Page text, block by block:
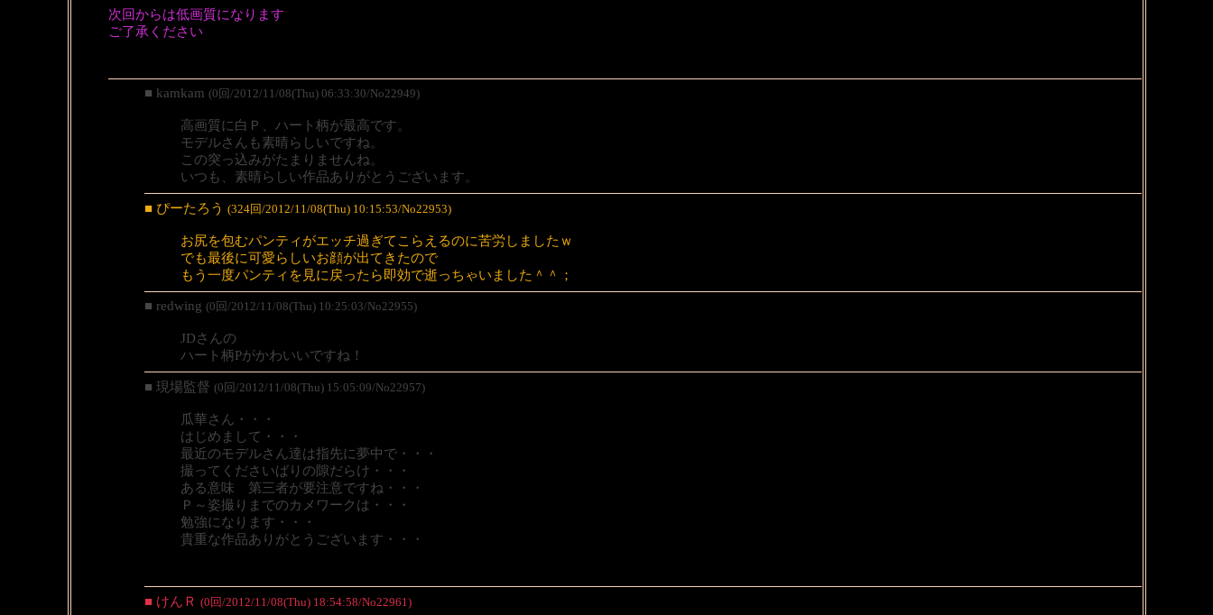
次回からは低画質になります
ご了承ください
■ kamkam (0回/2012/11/08(Thu) 06:33:30/No22949)
高画質に白Ｐ、ハート柄が最高です。
モデルさんも素晴らしいですね。
この突っ込みがたまりませんね。
いつも、素晴らしい作品ありがとうございます。
■ ぴーたろう (324回/2012/11/08(Thu) 10:15:53/No22953)
お尻を包むパンティがエッチ過ぎてこらえるのに苦労しましたｗ
でも最後に可愛らしいお顔が出てきたので
もう一度パンティを見に戻ったら即効で逝っちゃいました＾＾；
■ redwing (0回/2012/11/08(Thu) 10:25:03/No22955)
JDさんの
ハート柄Pがかわいいですね！
■ 現場監督 (0回/2012/11/08(Thu) 15:05:09/No22957)
瓜華さん・・・
はじめまして・・・
最近のモデルさん達は指先に夢中で・・・
撮ってくださいばりの隙だらけ・・・
ある意味 第三者が要注意ですね・・・
Ｐ～姿撮りまでのカメワークは・・・
勉強になります・・・
貴重な作品ありがとうございます・・・
■ けんＲ (0回/2012/11/08(Thu) 18:54:58/No22961)